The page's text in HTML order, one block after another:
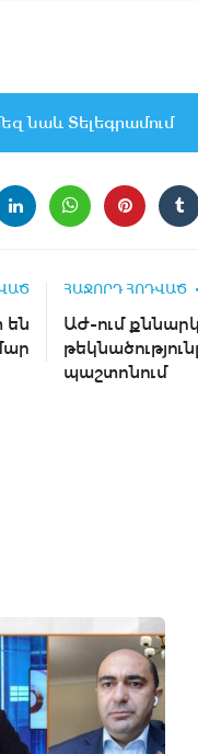
նաև Տելեգրամում
են
ՀԱՋՈՐԴ ՀՈԴՎԱԾ
ԱԺ-ում
պաշտոնում